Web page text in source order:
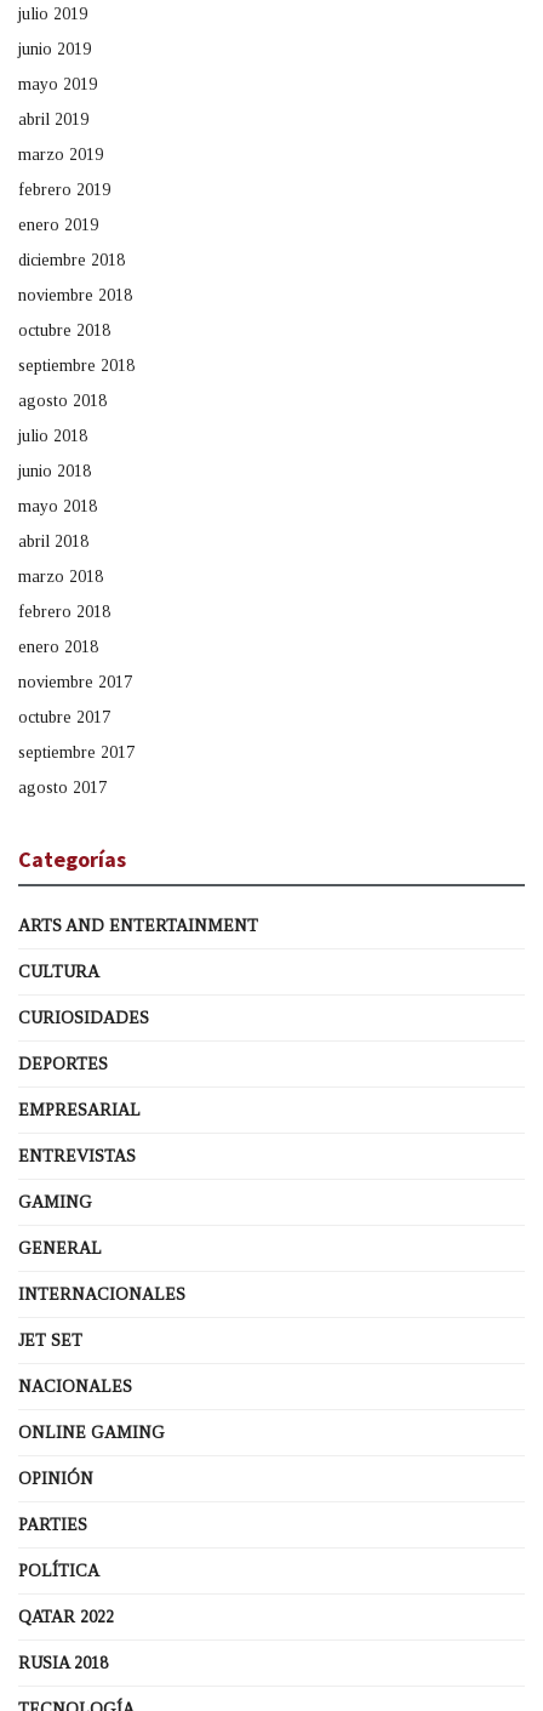
julio 2019
junio 2019
mayo 2019
abril 2019
marzo 2019
febrero 2019
enero 2019
diciembre 2018
noviembre 2018
octubre 2018
septiembre 2018
agosto 2018
julio 2018
junio 2018
mayo 2018
abril 2018
marzo 2018
febrero 2018
enero 2018
noviembre 2017
octubre 2017
septiembre 2017
agosto 2017
Categorías
ARTS AND ENTERTAINMENT
CULTURA
CURIOSIDADES
DEPORTES
EMPRESARIAL
ENTREVISTAS
GAMING
GENERAL
INTERNACIONALES
JET SET
NACIONALES
ONLINE GAMING
OPINIÓN
PARTIES
POLÍTICA
QATAR 2022
RUSIA 2018